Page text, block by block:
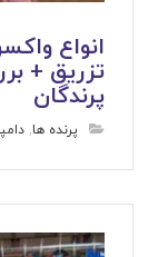
انواع
تزریق +
پرندگان
پرنده ها,